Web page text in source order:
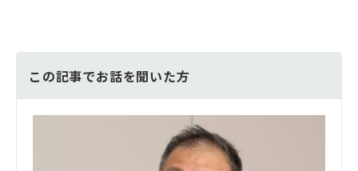
この記事でお話を聞いた方